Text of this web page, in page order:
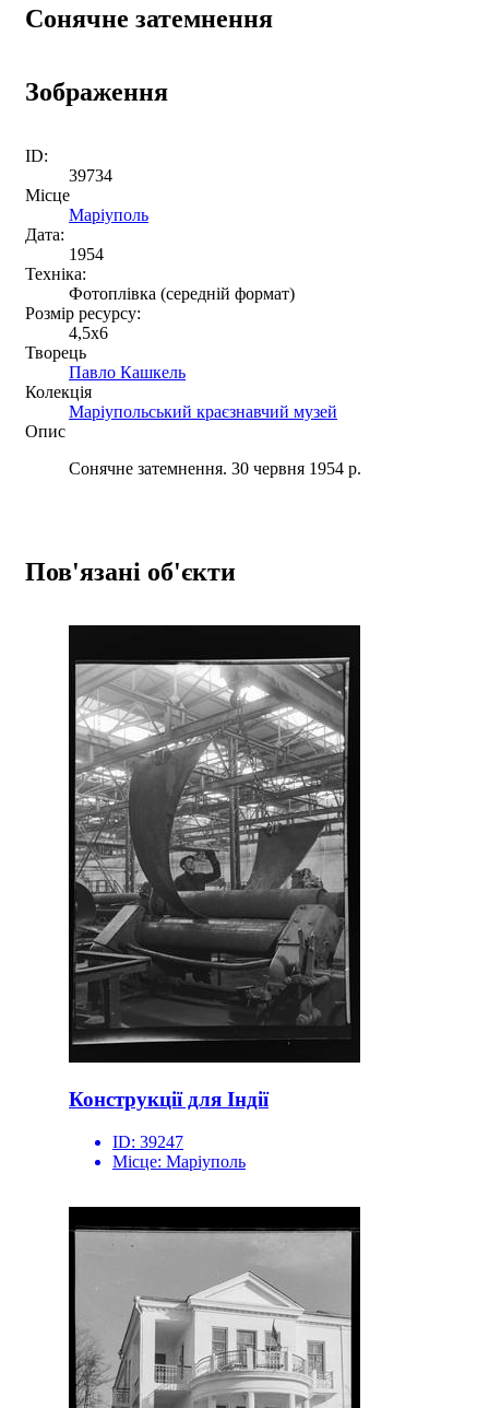
Сонячне затемнення
Зображення
ID:
39734
Місце
Маріуполь
Дата:
1954
Техніка:
Фотоплівка (середній формат)
Розмір ресурсу:
4,5x6
Творець
Павло Кашкель
Колекція
Маріупольський краєзнавчий музей
Опис
Сонячне затемнення. 30 червня 1954 р.
Пов'язані об'єкти
Конструкції для Індії
ID: 39247
Місце: Маріуполь